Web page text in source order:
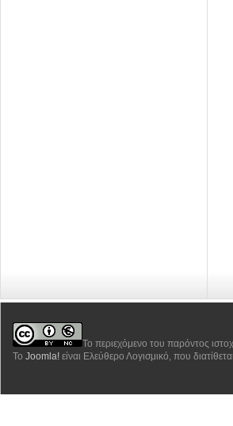
Το περιεχόμενο του παρόντος
Το Joomla! είναι Ελεύθερο Λογισμικό, που